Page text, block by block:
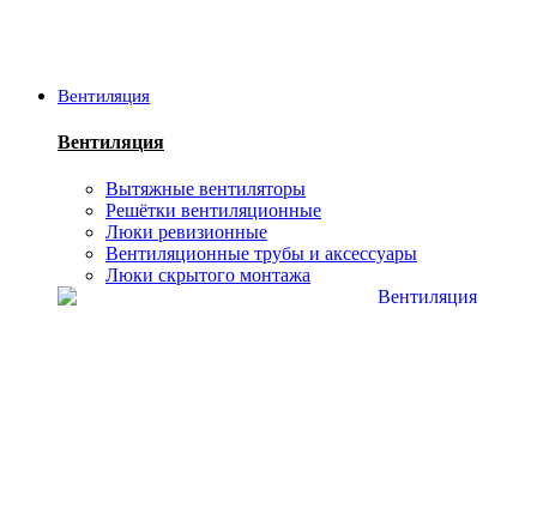
Вентиляция
Вентиляция
Вытяжные вентиляторы
Решётки вентиляционные
Люки ревизионные
Вентиляционные трубы и аксессуары
Люки скрытого монтажа